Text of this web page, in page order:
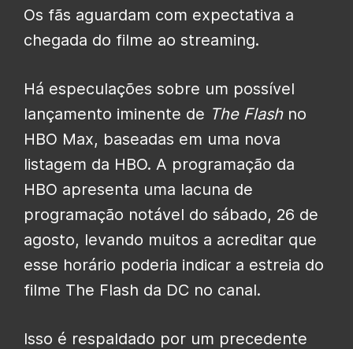
Os fãs aguardam com expectativa a
chegada do filme ao streaming.
Há especulações sobre um possível
lançamento iminente de The Flashno
HBO Max, baseadas em uma nova
listagem da HBO. A programação da
HBO apresenta uma lacuna de
programação notável do sábado, 26 de
agosto, levando muitos a acreditar que
esse horário poderia indicar a estreia do
filme The Flash da DC no canal.
Isso é respaldado por um precedente